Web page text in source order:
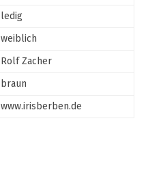
ledig
weiblich
Rolf Zacher
braun
www.irisberben.de